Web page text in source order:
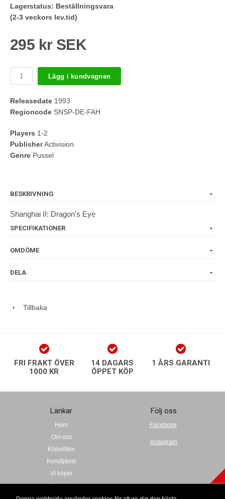
Lagerstatus: Beställningsvara
(2-3 veckors lev.tid)
295 kr SEK
Lägg i kundvagnen
Releasedate 1993
Regioncode SNSP-DE-FAH
Players 1-2
PublisherActivision
Genre Pussel
BESKRIVNING
Shanghai II: Dragon's Eye
SPECIFIKATIONER
OMDÖME
DELA
Tillbaka
FRI FRAKT ÖVER
1000 KR
14 DAGARS
ÖPPET KÖP
1 ÅRS GARANTI
Länkar
Hem
Om oss
Köpvillkor
Kundtjänst
Vi köper
Nyheter
Kalender
Följ oss
Facebook
Instagram